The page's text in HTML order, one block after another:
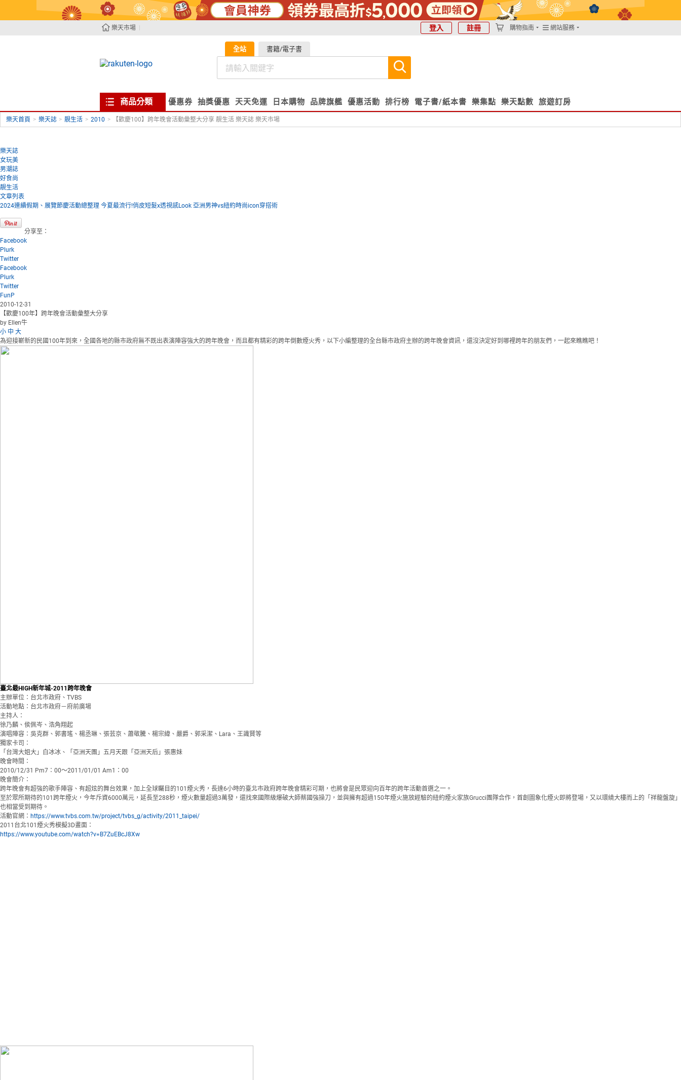
樂天市場 登入 註冊 購物指南 網站服務
全站 書籍/電子書
商品分類 優惠券 抽獎優惠 天天免運 日本購物 品牌旗艦 優惠活動 排行榜 電子書/紙本書 樂集點 樂天點數 旅遊訂房
樂天首頁 > 樂天誌 > 靚生活 > 2010 > 【歡慶100】跨年晚會活動彙整大分享 靚生活 樂天誌 樂天市場
樂天誌
女玩美
男潮誌
好食尚
靚生活
文章列表
2024連續假期、展覽節慶活動總整理 今夏最流行!俏皮短髮x透視感Look 亞洲男神vs紐約時尚icon穿搭術
分享至：
Facebook
Plurk
Twitter
Facebook
Plurk
Twitter
FunP
2010-12-31
【歡慶100年】跨年晚會活動彙整大分享
by Ellen牛
小 中 大
為迎接嶄新的民國100年到來，全國各地的縣市政府無不既出表演陣容強大的跨年晚會，而且都有精彩的跨年倒數煙火秀，以下小編整理的全台縣市政府主辦的跨年晚會資訊，還沒決定好到哪裡跨年的朋友們，一起來瞧瞧吧！
臺北最HIGH新年城-2011跨年晚會
主辦單位：台北市政府、TVBS
活動地點：台北市政府－府前廣場
主持人：
徐乃麟、侯佩岑、浩角翔起
演唱陣容：吳克群、郭書瑤、楊丞琳、張芸京、蕭敬騰、楊宗緯、嚴爵、郭采潔、Lara、王識賢等
獨家卡司：
「台灣大姐大」白冰冰、「亞洲天團」五月天跟「亞洲天后」張惠妹
晚會時間：
2010/12/31 Pm7：00～2011/01/01 Am1：00
晚會簡介：
跨年晚會有超強的歌手陣容、有超炫的舞台效果，加上全球矚目的101煙火秀，長達6小時的臺北市政府跨年晚會精彩可期，也將會是民眾迎向百年的跨年活動首選之一。
至於眾所期待的101跨年煙火，今年斥資6000萬元，延長至288秒，煙火數量超過3萬發，還找來國際級爆破大師蔡國強操刀，並與擁有超過150年煙火施放經驗的紐約煙火家族Grucci團隊合作，首創圖象化煙火即將登場，又以環繞大樓而上的「祥龍盤旋」
也相當受到期待。
活動官網： https://www.tvbs.com.tw/project/tvbs_g/activity/2011_taipei/
2011台北101煙火秀模擬3D畫面：
https://www.youtube.com/watch?v=B7ZuEBcJ8Xw